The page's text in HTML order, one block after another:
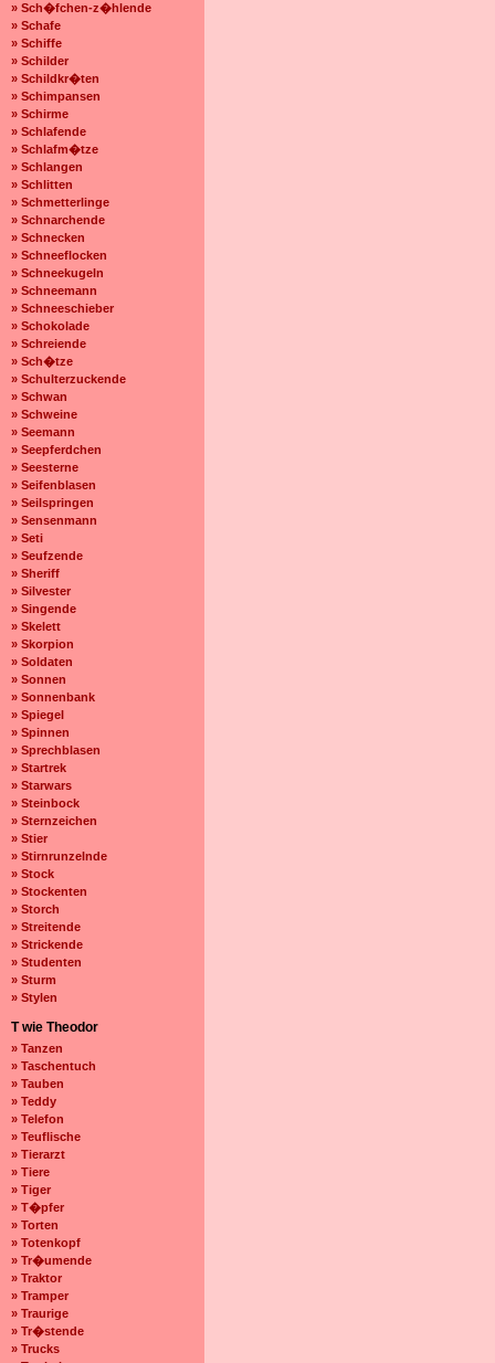
» Sch�fchen-z�hlende
» Schafe
» Schiffe
» Schilder
» Schildkr�ten
» Schimpansen
» Schirme
» Schlafende
» Schlafm�tze
» Schlangen
» Schlitten
» Schmetterlinge
» Schnarchende
» Schnecken
» Schneeflocken
» Schneekugeln
» Schneemann
» Schneeschieber
» Schokolade
» Schreiende
» Sch�tze
» Schulterzuckende
» Schwan
» Schweine
» Seemann
» Seepferdchen
» Seesterne
» Seifenblasen
» Seilspringen
» Sensenmann
» Seti
» Seufzende
» Sheriff
» Silvester
» Singende
» Skelett
» Skorpion
» Soldaten
» Sonnen
» Sonnenbank
» Spiegel
» Spinnen
» Sprechblasen
» Startrek
» Starwars
» Steinbock
» Sternzeichen
» Stier
» Stirnrunzelnde
» Stock
» Stockenten
» Storch
» Streitende
» Strickende
» Studenten
» Sturm
» Stylen
T wie Theodor
» Tanzen
» Taschentuch
» Tauben
» Teddy
» Telefon
» Teuflische
» Tierarzt
» Tiere
» Tiger
» T�pfer
» Torten
» Totenkopf
» Tr�umende
» Traktor
» Tramper
» Traurige
» Tr�stende
» Trucks